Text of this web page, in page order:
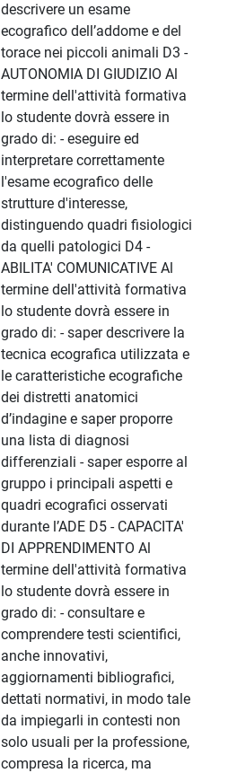
descrivere un esame
ecografico dell’addome e del
torace nei piccoli animali D3 -
AUTONOMIA DI GIUDIZIO Al
termine dell'attività formativa
lo studente dovrà essere in
grado di: - eseguire ed
interpretare correttamente
l'esame ecografico delle
strutture d'interesse,
distinguendo quadri fisiologici
da quelli patologici D4 -
ABILITA' COMUNICATIVE Al
termine dell'attività formativa
lo studente dovrà essere in
grado di: - saper descrivere la
tecnica ecografica utilizzata e
le caratteristiche ecografiche
dei distretti anatomici
d’indagine e saper proporre
una lista di diagnosi
differenziali - saper esporre al
gruppo i principali aspetti e
quadri ecografici osservati
durante l’ADE D5 - CAPACITA'
DI APPRENDIMENTO Al
termine dell'attività formativa
lo studente dovrà essere in
grado di: - consultare e
comprendere testi scientifici,
anche innovativi,
aggiornamenti bibliografici,
dettati normativi, in modo tale
da impiegarli in contesti non
solo usuali per la professione,
compresa la ricerca, ma